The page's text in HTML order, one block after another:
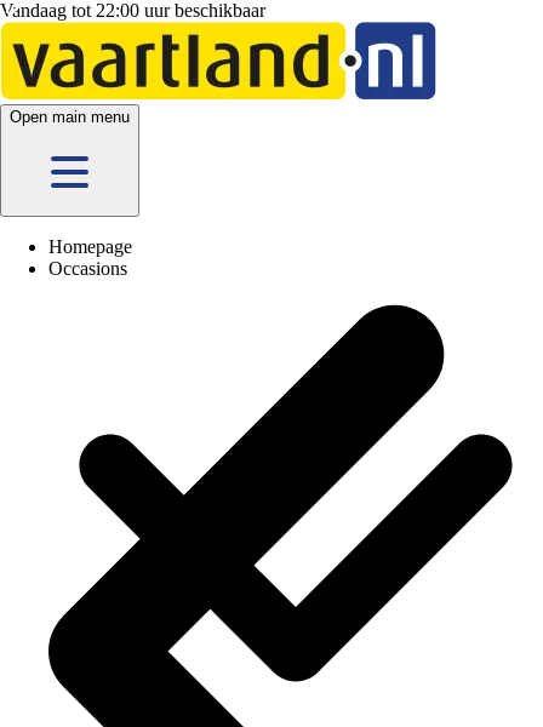
5 vestigingen
Vandaag tot 22:00 uur beschikbaar
Open main menu
Homepage
Occasions